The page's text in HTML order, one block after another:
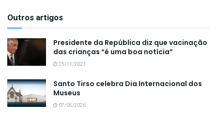
Outros artigos
Presidente da República diz que vacinação
das crianças “é uma boa notícia”
25/11/2021
Santo Tirso celebra Dia Internacional dos
Museus
07/05/2026